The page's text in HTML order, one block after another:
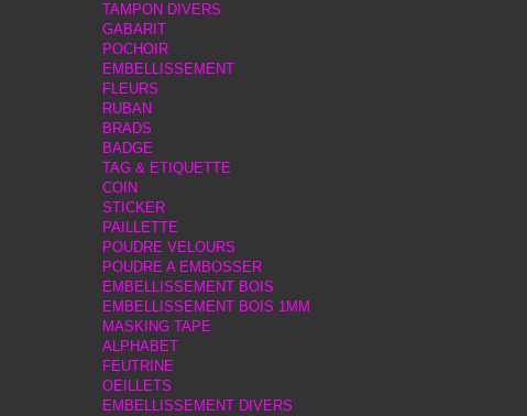
TAMPON DIVERS
GABARIT
POCHOIR
EMBELLISSEMENT
FLEURS
RUBAN
BRADS
BADGE
TAG & ETIQUETTE
COIN
STICKER
PAILLETTE
POUDRE VELOURS
POUDRE A EMBOSSER
EMBELLISSEMENT BOIS
EMBELLISSEMENT BOIS 1MM
MASKING TAPE
ALPHABET
FEUTRINE
OEILLETS
EMBELLISSEMENT DIVERS